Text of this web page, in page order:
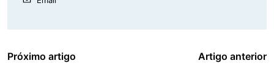
Próximo artigo Artigo anterior